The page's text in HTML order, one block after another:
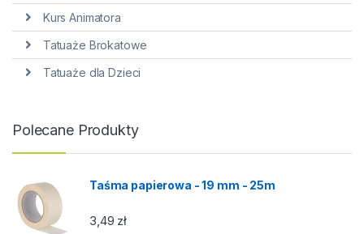
Kurs Animatora
Tatuaże Brokatowe
Tatuaże dla Dzieci
Polecane Produkty
Taśma papierowa - 19 mm - 25m
3,49 zł